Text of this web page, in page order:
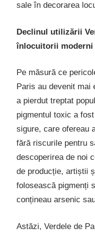
sale în decorarea
Declinul utilizării
înlocuitorii moderni
Pe măsură ce
Paris au devenit mai
a pierdut treptat
pigmentul toxic a
sigure, care ofereau
fără riscurile pentru
descoperirea de noi
de producție, artiștii
folosească pigmenți
conțineau arsenic
Astăzi, Verdele de